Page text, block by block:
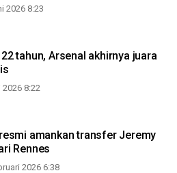
2026 8:23
tahun, Arsenal akhirnya juara
2026 8:22
amankan transfer Jeremy
Rennes
2026 6:38